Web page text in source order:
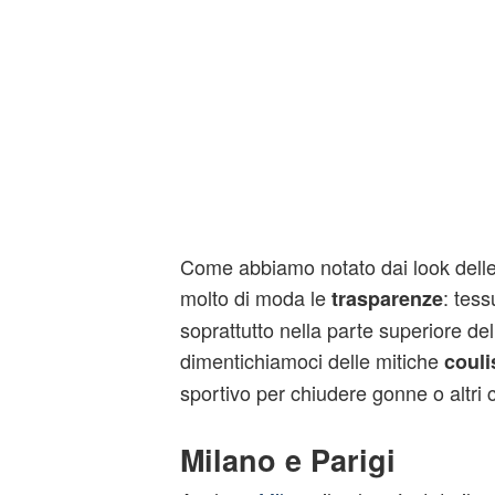
Come abbiamo notato dai look
molto di moda letrasparenze:
soprattutto nella parte superiore
dimentichiamoci delle mitiche
sportivo per chiudere gonne o altri
Milano e Parigi